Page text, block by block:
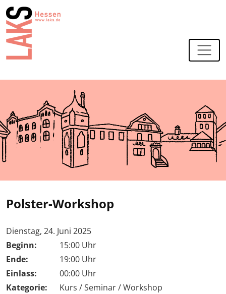
Polster-Workshop
Tag der Veranstaltung:
Dienstag, 24. Juni 2025
Beginn:
15:00 Uhr
Ende:
19:00 Uhr
Einlass:
00:00 Uhr
Kategorie:
Kurs / Seminar / Workshop